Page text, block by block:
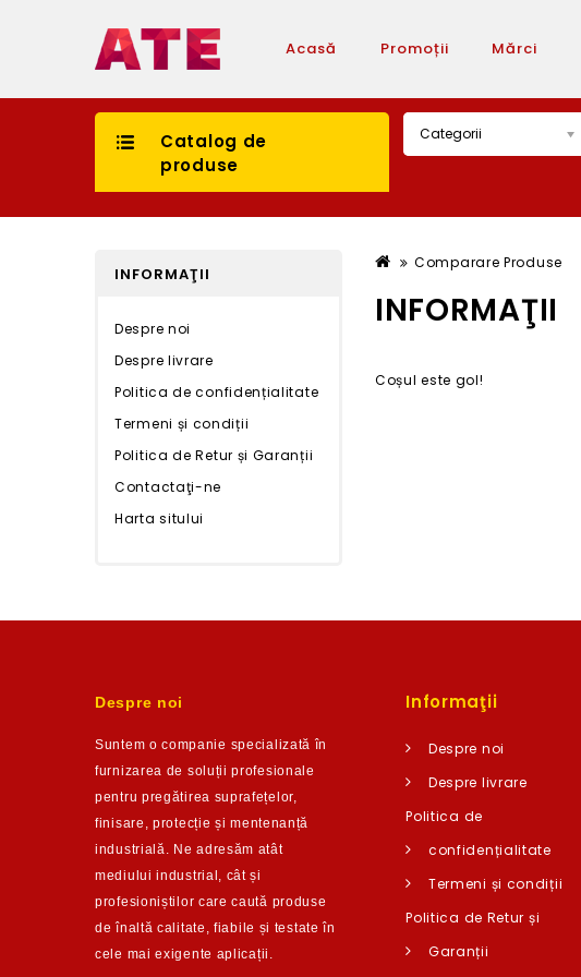
Acasă Promoții Mărci
Catalog de
produse
INFORMAŢII
Despre noi
Despre livrare
Politica de confidențialitate
Termeni și condiții
Politica de Retur și Garanții
Contactaţi-ne
Harta sitului
Comparare Produse
INFORMAŢII
Coșul este gol!
Despre noi
Suntem o companie specializată în
furnizarea de soluții profesionale
pentru pregătirea suprafețelor,
finisare, protecție și mentenanță
industrială. Ne adresăm atât
mediului industrial, cât și
profesioniștilor care caută produse
de înaltă calitate, fiabile și testate în
cele mai exigente aplicații.
Informaţii
Despre noi
Despre livrare
Politica de
confidențialitate
Termeni și condiții
Politica de Retur și
Garanții